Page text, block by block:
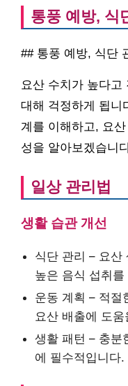
통풍 예방, 식
## 통풍 예방, 식단
요산 수치가 높다고
대해 걱정하게 됩니
계를 이해하고, 요
성을 알아보겠습니
일상 관리법
생활 습관 개선
식단 관리 – 요산
높은 음식 섭취를
운동 계획 – 적절
요산 배출에 도움
생활 패턴 – 충분
에 필수적입니다.